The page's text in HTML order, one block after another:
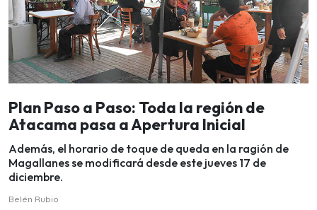
Plan Paso a Paso: Toda la región de
Atacama pasa a Apertura Inicial
Además, el horario de toque de queda en la ragión de
Magallanes se modificará desde este jueves 17 de
diciembre.
Belén Rubio